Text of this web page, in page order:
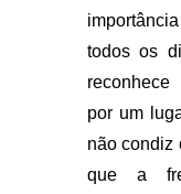
todos os
por um
não condiz
que a